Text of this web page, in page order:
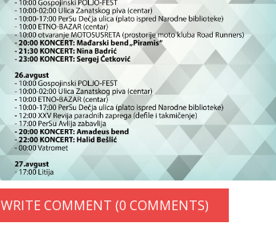
WRITE COMMENT (0 COMMENTS)